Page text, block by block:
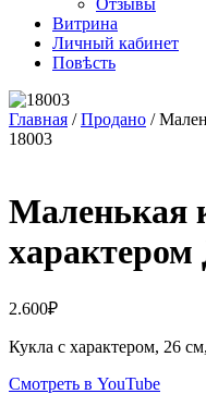
Отзывы
Витрина
Личный кабинет
Повѣсть
Главная /Продано /
18003
Маленькая
характером
2.600₽
Кукла с характером, 26
Смотреть в YouTube